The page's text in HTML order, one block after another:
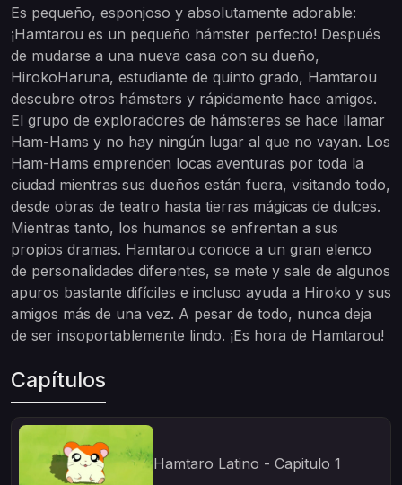
Es pequeño, esponjoso y absolutamente adorable:
¡Hamtarou es un pequeño hámster perfecto! Después
de mudarse a una nueva casa con su dueño,
HirokoHaruna, estudiante de quinto grado, Hamtarou
descubre otros hámsters y rápidamente hace amigos.
El grupo de exploradores de hámsteres se hace llamar
Ham-Hams y no hay ningún lugar al que no vayan. Los
Ham-Hams emprenden locas aventuras por toda la
ciudad mientras sus dueños están fuera, visitando todo,
desde obras de teatro hasta tierras mágicas de dulces.
Mientras tanto, los humanos se enfrentan a sus
propios dramas. Hamtarou conoce a un gran elenco
de personalidades diferentes, se mete y sale de algunos
apuros bastante difíciles e incluso ayuda a Hiroko y sus
amigos más de una vez. A pesar de todo, nunca deja
de ser insoportablemente lindo. ¡Es hora de Hamtarou!
Capítulos
Hamtaro Latino - Capitulo 1